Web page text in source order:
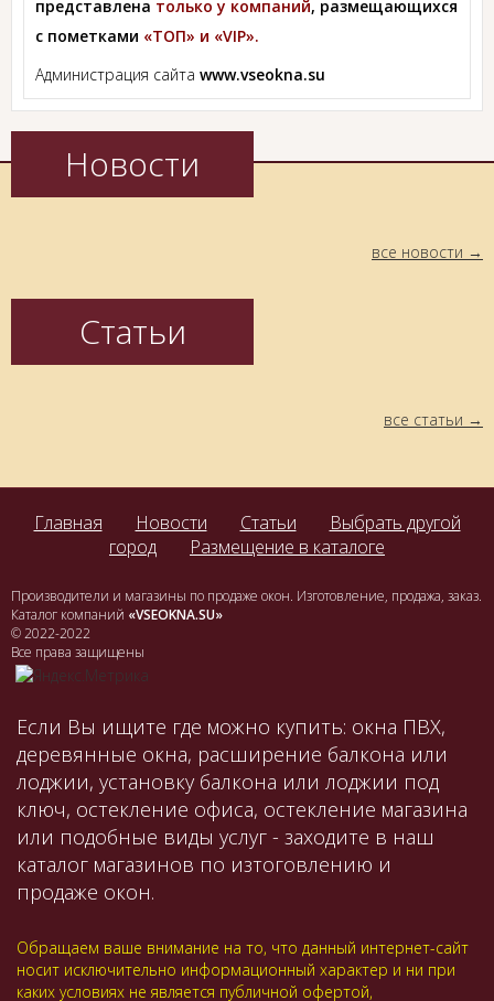
представлена только у компаний, размещающихся
с пометками «ТОП» и «VIP».
Администрация сайта www.vseokna.su
Новости
все новости
Статьи
все статьи
Главная Новости Статьи
Выбрать другой
город
Размещение в каталоге
Производители и магазины по продаже окон. Изготовление, продажа, заказ.
Каталог компаний «VSEOKNA.SU»
© 2022-2022
Все права защищены
Если Вы ищите где можно купить: окна ПВХ,
деревянные окна, расширение балкона или
лоджии, установку балкона или лоджии под
ключ, остекление офиса, остекление магазина
или подобные виды услуг - заходите в наш
каталог магазинов по изтоговлению и
продаже окон.
Обращаем ваше внимание на то, что данный интернет-сайт
носит исключительно информационный характер и ни при
каких условиях не является публичной офертой,